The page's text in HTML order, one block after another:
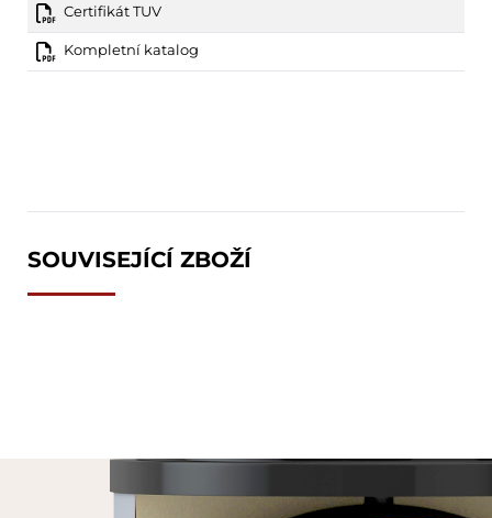
Certifikát TUV
Kompletní katalog
SOUVISEJÍCÍ ZBOŽÍ